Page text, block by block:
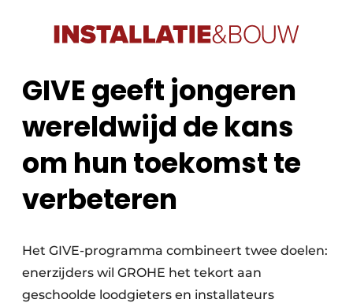
GIVE geeft jongeren
wereldwijd de kans
om hun toekomst te
verbeteren
Het GIVE-programma combineert twee doelen:
enerzijders wil GROHE het tekort aan
geschoolde loodgieters en installateurs